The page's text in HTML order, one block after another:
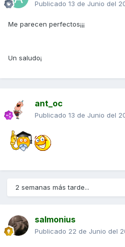
Publicado 13 de Junio del
Me parecen perfectos¡¡¡
Un saludo¡
ant_oc
Publicado 13 de Junio del
2 semanas más tarde...
salmonius
Publicado 22 de Junio del